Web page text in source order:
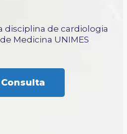
de cardiologia
Medicina UNIMES